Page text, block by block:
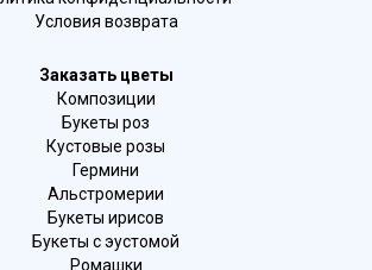
Условия возврата
Заказать цветы
Композиции
Букеты роз
Кустовые розы
Гермини
Альстромерии
Букеты ирисов
Букеты с эустомой
Ромашки